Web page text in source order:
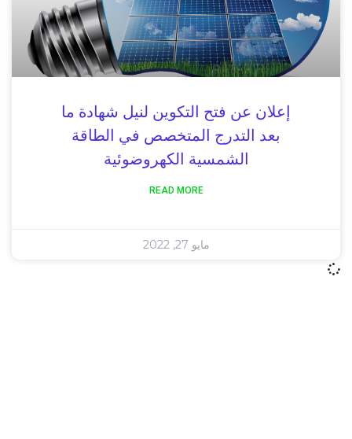
إعلان عن فتح التكوين لنيل شهادة ما
بعد التدرج المتخصص في الطاقة
الشمسية الكهروضوئية
READ MORE
مايو 27, 2022